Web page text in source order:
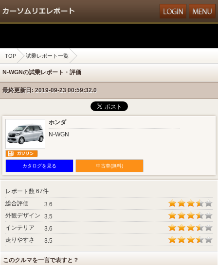
TOP 試乗レポート一覧
N-WGNの試乗レポート・評価
最終更新日: 2019-09-23 00:59:32.0
ホンダ
N-WGN
カタログを見る 中古車(無料)
レポート数 67件
総合評価
3.6
外観デザイン
3.5
インテリア
3.6
走りやすさ
3.5
このクルマを一言で表すと？